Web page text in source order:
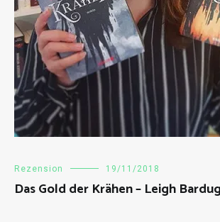
Rezension 19/11/2018
Das Gold der Krähen – Leigh